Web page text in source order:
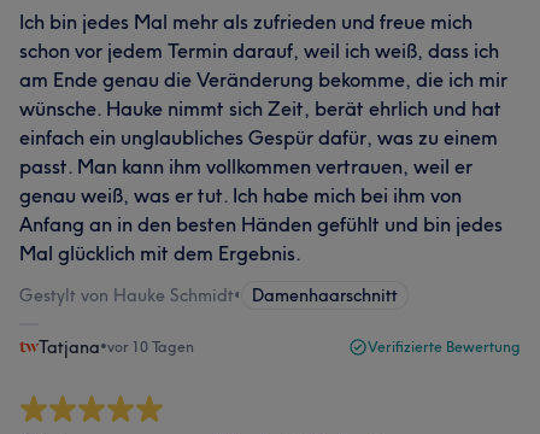
Ich bin jedes Mal mehr als zufrieden und freue mich
schon vor jedem Termin darauf, weil ich weiß, dass ich
am Ende genau die Veränderung bekomme, die ich mir
wünsche. Hauke nimmt sich Zeit, berät ehrlich und hat
einfach ein unglaubliches Gespür dafür, was zu einem
passt. Man kann ihm vollkommen vertrauen, weil er
genau weiß, was er tut. Ich habe mich bei ihm von
Anfang an in den besten Händen gefühlt und bin jedes
Mal glücklich mit dem Ergebnis.
Gestylt von Hauke Schmidt• Damenhaarschnitt
Tatjana•vor 10 Tagen Verifizierte Bewertung